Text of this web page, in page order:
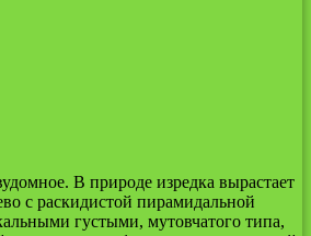
В природе изредка вырастает
с раскидистой пирамидальной
густыми, мутовчатого типа,